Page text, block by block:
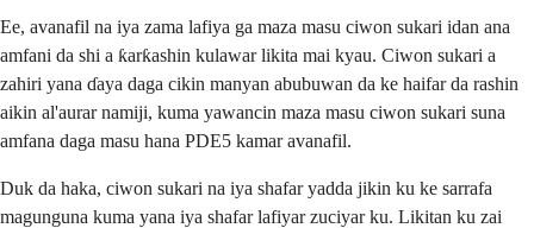
Ee, avanafil na iya zama lafiya ga maza masu ciwon sukari idan ana
amfani da shi a ƙarƙashin kulawar likita mai kyau. Ciwon sukari a
zahiri yana ɗaya daga cikin manyan abubuwan da ke haifar da rashin
aikin al'aurar namiji, kuma yawancin maza masu ciwon sukari suna
amfana daga masu hana PDE5 kamar avanafil.
Duk da haka, ciwon sukari na iya shafar yadda jikin ku ke sarrafa
magunguna kuma yana iya shafar lafiyar zuciyar ku. Likitan ku zai